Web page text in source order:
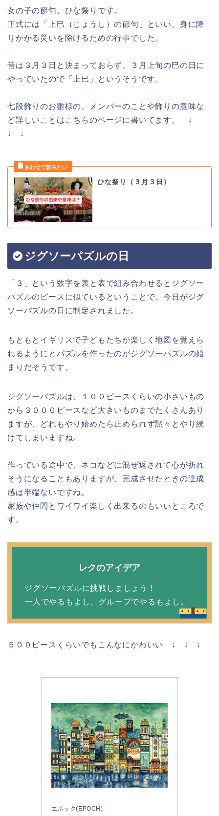
女の子の節句、ひな祭りです。
正式には「上巳（じょうし）の節句」といい、身に降
りかかる災いを除けるための行事でした。
昔は３月３日と決まっておらず、３月上旬の巳の日に
やっていたので「上巳」というそうです。
七段飾りのお雛様の、メンバーのことや飾りの意味な
ど詳しいことはこちらのページに書いてます。 ↓
↓ ↓
ひな祭り（３月３日）
ジグソーパズルの日
「３」という数字を裏と表で組み合わせるとジグソー
パズルのピースに似ているということで、今日がジグ
ソーパズルの日に制定されました。
もともとイギリスで子どもたちが楽しく地図を覚えら
れるようにとパズルを作ったのがジグソーパズルの始
まりだそうです。
ジグソーパズルは、１００ピースくらいの小さいもの
から３０００ピースなど大きいものまでたくさんあり
ますが、どれもやり始めたら止められず黙々とやり続
けてしまいますね。
作っている途中で、ネコなどに混ぜ返されて心が折れ
そうになることもありますが、完成させたときの達成
感は半端ないですね。
家族や仲間とワイワイ楽しく出来るのもいいところで
す。
レクのアイデア
ジグソーパズルに挑戦しましょう！
一人でやるもよし、グループでやるもよし。
５００ピースくらいでもこんなにかわいい ↓ ↓ ↓
エポック(EPOCH)